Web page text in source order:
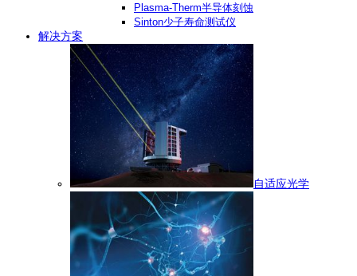
Plasma-Therm半导体刻蚀
Sinton少子寿命测试仪
解决方案
自适应光学